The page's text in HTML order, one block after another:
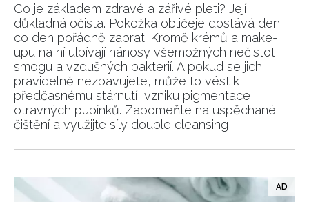
Co je základem zdravé a zářivé pleti? Její
důkladná očista. Pokožka obličeje dostává den
co den pořádně zabrat. Kromě krémů a make-
upu na ní ulpívají nánosy všemožných nečistot,
smogu a vzdušných bakterií. A pokud se jich
pravidelně nezbavujete, může to vést k
předčasnému stárnutí, vzniku pigmentace i
otravných pupínků. Zapomeňte na uspěchané
čištění a využijte síly double cleansing!